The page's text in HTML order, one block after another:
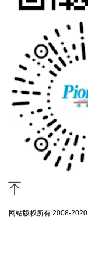
网站版权所有 2008-2020